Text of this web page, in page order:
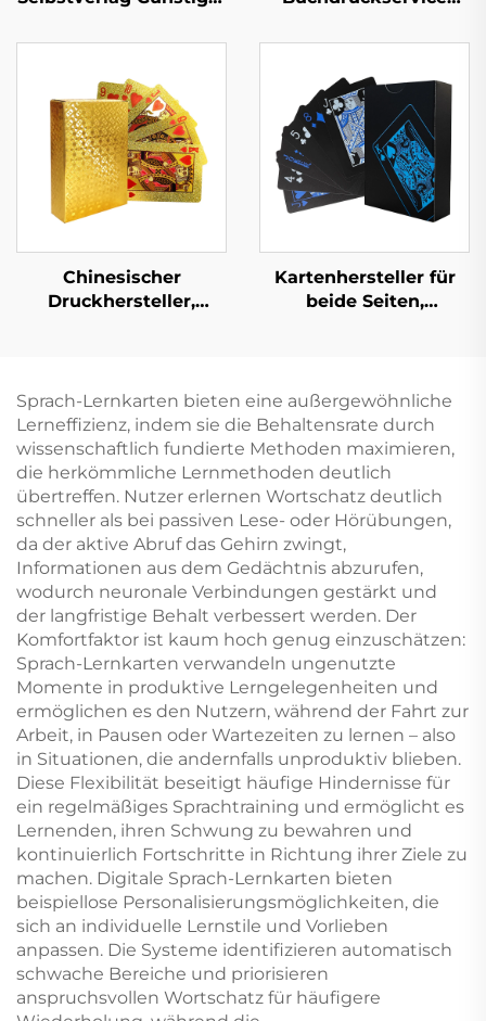
Maßgeschneiderte
Romane für
Erwachsene Romanze
Leinen Hardcover
Buch
Maßgeschneidertes
Buchdruck mit
lackierten Kanten
Chinesischer
Druckhersteller,
Kartenhersteller für
beide Seiten,
individueller Druck
und
Verpackungsdruck für
Erwachsene und
Paare
Sprach-Lernkarten bieten eine außergewöhnliche
Lerneffizienz, indem sie die Behaltensrate durch
wissenschaftlich fundierte Methoden maximieren,
die herkömmliche Lernmethoden deutlich
übertreffen. Nutzer erlernen Wortschatz deutlich
schneller als bei passiven Lese- oder Hörübungen,
da der aktive Abruf das Gehirn zwingt,
Informationen aus dem Gedächtnis abzurufen,
wodurch neuronale Verbindungen gestärkt und
der langfristige Behalt verbessert werden. Der
Komfortfaktor ist kaum hoch genug einzuschätzen:
Sprach-Lernkarten verwandeln ungenutzte
Momente in produktive Lerngelegenheiten und
ermöglichen es den Nutzern, während der Fahrt zur
Arbeit, in Pausen oder Wartezeiten zu lernen – also
in Situationen, die andernfalls unproduktiv blieben.
Diese Flexibilität beseitigt häufige Hindernisse für
ein regelmäßiges Sprachtraining und ermöglicht es
Lernenden, ihren Schwung zu bewahren und
kontinuierlich Fortschritte in Richtung ihrer Ziele zu
machen. Digitale Sprach-Lernkarten bieten
beispiellose Personalisierungsmöglichkeiten, die
sich an individuelle Lernstile und Vorlieben
anpassen. Die Systeme identifizieren automatisch
schwache Bereiche und priorisieren
anspruchsvollen Wortschatz für häufigere